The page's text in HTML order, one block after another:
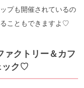
プも開催されているの
こともできますよ♡
ァクトリー＆カフ
ック♡